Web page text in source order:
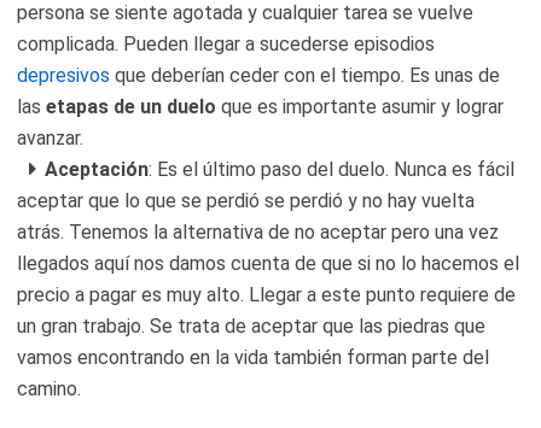
persona se siente agotada y cualquier tarea se vuelve
complicada. Pueden llegar a sucederse episodios
depresivos que deberían ceder con el tiempo. Es unas de
las etapas de un duelo que es importante asumir y lograr
avanzar.
Aceptación: Es el último paso del duelo. Nunca es fácil
aceptar que lo que se perdió se perdió y no hay vuelta
atrás. Tenemos la alternativa de no aceptar pero una vez
llegados aquí nos damos cuenta de que si no lo hacemos el
precio a pagar es muy alto. Llegar a este punto requiere de
un gran trabajo. Se trata de aceptar que las piedras que
vamos encontrando en la vida también forman parte del
camino.